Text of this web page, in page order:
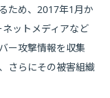
ため、2017年1月か
ットメディアなど
ー攻撃情報を収集
さらにその被害組織